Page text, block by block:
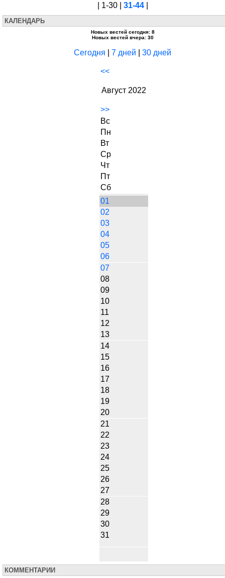
| 1-30 | 31-44|
КАЛЕНДАРЬ
Новых вестей сегодня: 8
Новых вестей вчера: 30
Сегодня 7 дней 30 дней
<<
Август 2022
>>
Вс
Пн
Вт
Ср
Чт
Пт
Сб
01
02
03
04
05
06
07
08
09
10
11
12
13
14
15
16
17
18
19
20
21
22
23
24
25
26
27
28
29
30
31
КОММЕНТАРИИ